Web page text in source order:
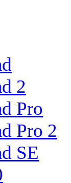
2
Pro
Pro 2
SE